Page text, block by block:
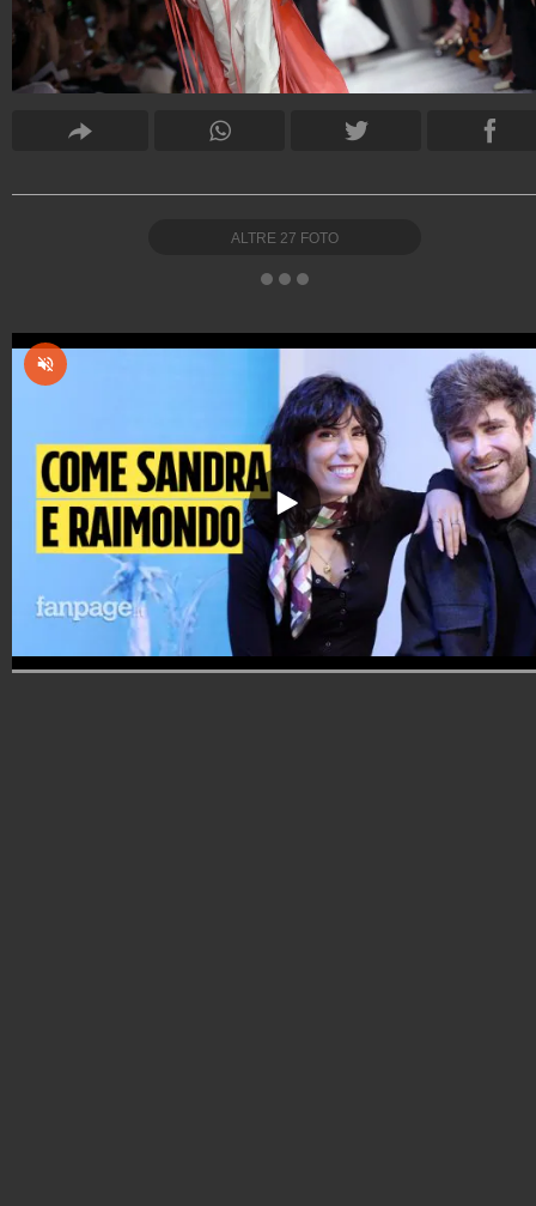
ALTRE 27 FOTO